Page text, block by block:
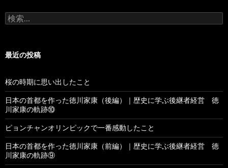
検
索
最近の投稿
桜の時期に思い出したこと
日本の首都を作った徳川家康（後編）｜歴史に学ぶ後継者経営 徳
川家康の軌跡⑩
ピョンチャンオリンピックで一番感動したこと
日本の首都を作った徳川家康（前編）｜歴史に学ぶ後継者経営 徳
川家康の軌跡⑨